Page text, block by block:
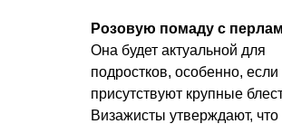
Розовую помаду с
Она будет актуальной для
подростков, особенно, если
присутствуют крупные
Визажисты утверждают, что